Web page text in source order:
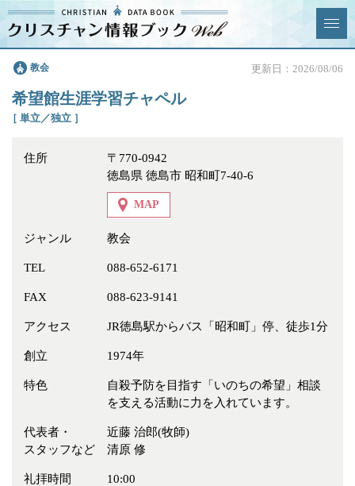
クリスチャン
情報ブックとは
News & Topics
よくあるご質問
教会
特別集会奉仕者 医療・福祉
冠婚葬祭
教団教派 宿泊・研修施設
教会 更新日：2026/08/06
希望館生涯学習チャペル
［ 単立／独立 ］
住所
〒770-0942
徳島県 徳島市 昭和町7-40-6
MAP
ジャンル 教会
TEL 088-652-6171
FAX 088-623-9141
アクセス JR徳島駅からバス「昭和町」停、徒歩1分
創立 1974年
特色
自殺予防を目指す「いのちの希望」相談
を支える活動に力を入れています。
代表者・
スタッフなど
近藤 治郎(牧師)
清原 修
礼拝時間 10:00